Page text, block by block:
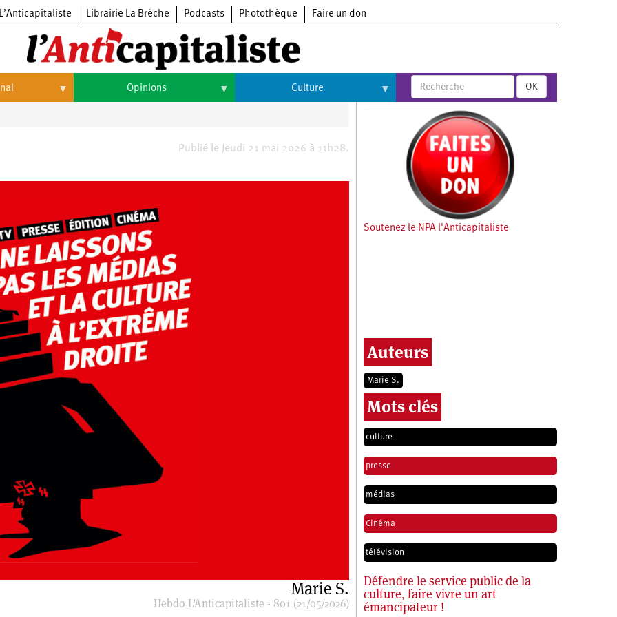
L’Anticapitaliste Librairie La Brèche Podcasts Photothèque Faire un don
Opinions Culture
Arts
OK
Publié le Jeudi 21 mai 2026 à 11h28.
Marie S.
Hebdo L’Anticapitaliste - 801 (21/05/2026)
Soutenez le NPA l'Anticapitaliste
Auteurs
Marie S.
Mots clés
culture
presse
médias
Cinéma
télévision
Défendre le service public de la
culture, faire vivre un art
émancipateur !